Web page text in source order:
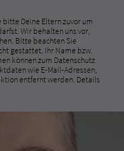
bitte Deine Eltern zuvor um
Wir behalten uns vor,
Bitte beachten Sie
gestattet. Ihr Name bzw.
können zum Datenschutz
wie E-Mail-Adressen,
entfernt werden. Details